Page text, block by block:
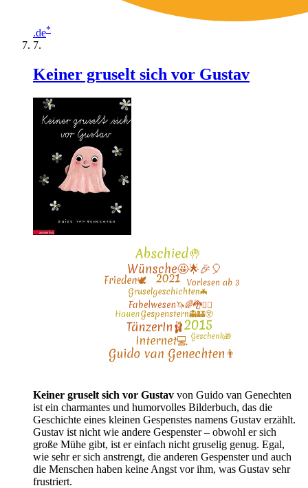
.de*
Keiner gruselt sich vor Gustav
Keiner gruselt sich vor Gustav von Guido van Genechten
ist ein charmantes und humorvolles Bilderbuch, das die
Geschichte eines kleinen Gespenstes namens Gustav erzählt.
Gustav ist nicht wie andere Gespenster – obwohl er sich
große Mühe gibt, ist er einfach nicht gruselig genug. Egal,
wie sehr er sich anstrengt, die anderen Gespenster und auch
die Menschen haben keine Angst vor ihm, was Gustav sehr
frustriert.